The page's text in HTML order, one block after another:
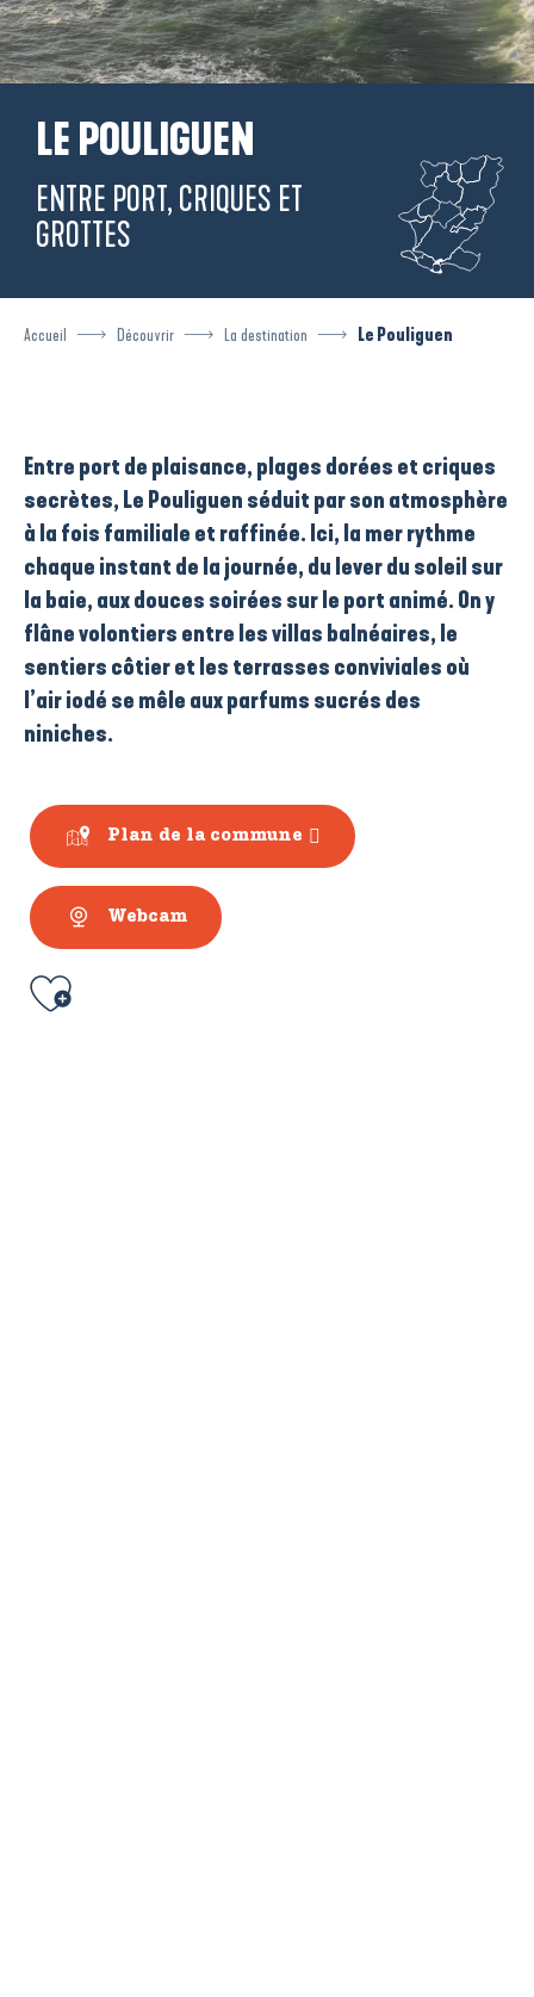
LE POULIGUEN
ENTRE PORT, CRIQUES ET
GROTTES
Accueil Découvrir La destination Le Pouliguen
Entre port de plaisance, plages dorées et criques
secrètes, Le Pouliguen séduit par son atmosphère
à la fois familiale et raffinée. Ici, la mer rythme
chaque instant de la journée, du lever du soleil sur
la baie, aux douces soirées sur le port animé. On y
flâne volontiers entre lesvillas balnéaires, le
sentiers côtieret les terrasses conviviales où
l’air iodé se mêle aux parfums sucrés des
niniches.
Plan de la commune
Webcam
Ajouter aux favoris